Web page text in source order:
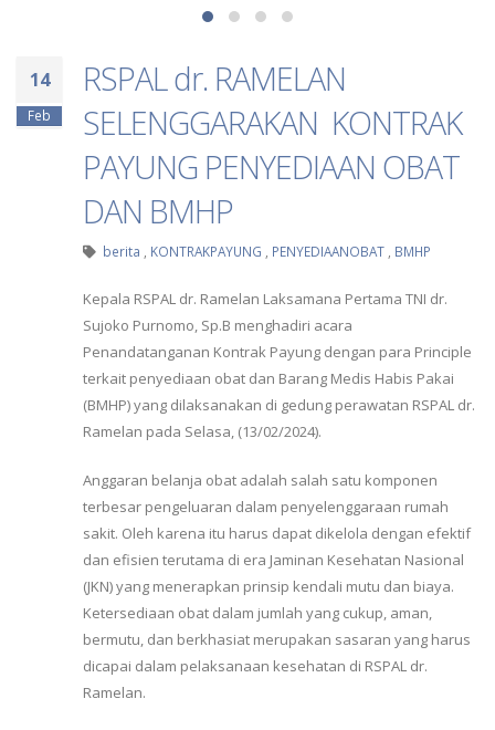
14
Feb
RSPAL dr. RAMELAN
SELENGGARAKAN KONTRAK
PAYUNG PENYEDIAAN OBAT
DAN BMHP
berita , KONTRAKPAYUNG , PENYEDIAANOBAT , BMHP
Kepala RSPAL dr. Ramelan Laksamana Pertama TNI dr.
Sujoko Purnomo, Sp.B menghadiri acara
Penandatanganan Kontrak Payung dengan para Principle
terkait penyediaan obat dan Barang Medis Habis Pakai
(BMHP) yang dilaksanakan di gedung perawatan RSPAL dr.
Ramelan pada Selasa, (13/02/2024).
Anggaran belanja obat adalah salah satu komponen
terbesar pengeluaran dalam penyelenggaraan rumah
sakit. Oleh karena itu harus dapat dikelola dengan efektif
dan efisien terutama di era Jaminan Kesehatan Nasional
(JKN) yang menerapkan prinsip kendali mutu dan biaya.
Ketersediaan obat dalam jumlah yang cukup, aman,
bermutu, dan berkhasiat merupakan sasaran yang harus
dicapai dalam pelaksanaan kesehatan di RSPAL dr.
Ramelan.